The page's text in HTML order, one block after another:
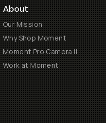
About
Our Mission
Why Shop Moment
Moment Pro Camera II
Work at Moment